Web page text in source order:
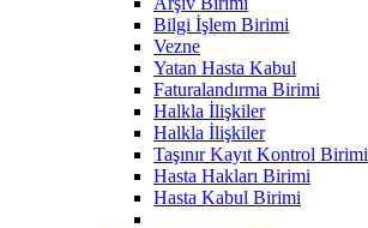
Bilgi İşlem Birimi
Vezne
Yatan Hasta Kabul
Faturalandırma Birimi
Halkla İlişkiler
Halkla İlişkiler
Taşınır Kayıt Kontrol Birimi
Hasta Hakları Birimi
Hasta Kabul Birimi